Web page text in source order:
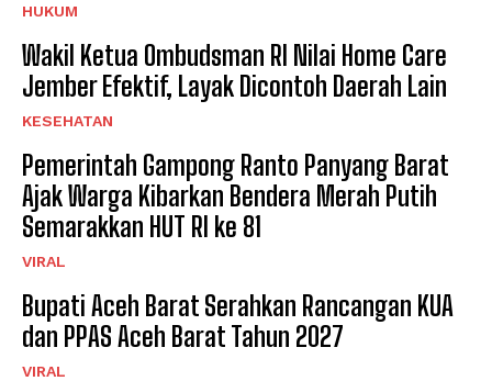
HUKUM
Wakil Ketua Ombudsman RI Nilai Home Care
Jember Efektif, Layak Dicontoh Daerah Lain
KESEHATAN
Pemerintah Gampong Ranto Panyang Barat
Ajak Warga Kibarkan Bendera Merah Putih
Semarakkan HUT RI ke 81
VIRAL
Bupati Aceh Barat Serahkan Rancangan KUA
dan PPAS Aceh Barat Tahun 2027
VIRAL